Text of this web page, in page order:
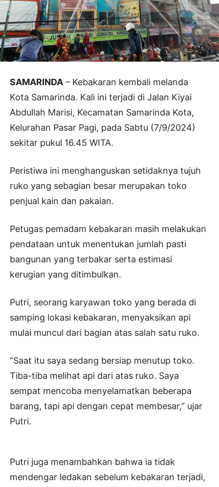
SAMARINDA – Kebakaran kembali melanda
Kota Samarinda. Kali ini terjadi di Jalan Kiyai
Abdullah Marisi, Kecamatan Samarinda Kota,
Kelurahan Pasar Pagi, pada Sabtu (7/9/2024)
sekitar pukul 16.45 WITA.
Peristiwa ini menghanguskan setidaknya tujuh
ruko yang sebagian besar merupakan toko
penjual kain dan pakaian.
Petugas pemadam kebakaran masih melakukan
pendataan untuk menentukan jumlah pasti
bangunan yang terbakar serta estimasi
kerugian yang ditimbulkan.
Putri, seorang karyawan toko yang berada di
samping lokasi kebakaran, menyaksikan api
mulai muncul dari bagian atas salah satu ruko.
“Saat itu saya sedang bersiap menutup toko.
Tiba-tiba melihat api dari atas ruko. Saya
sempat mencoba menyelamatkan beberapa
barang, tapi api dengan cepat membesar,” ujar
Putri.
Putri juga menambahkan bahwa ia tidak
mendengar ledakan sebelum kebakaran terjadi,